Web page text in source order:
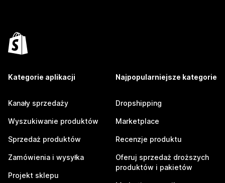
Kategorie aplikacji
Kanały sprzedaży
Wyszukiwanie produktów
Sprzedaż produktów
Zamówienia i wysyłka
Projekt sklepu
Najpopularniejsze kategorie
Dropshipping
Marketplace
Recenzje produktu
Oferuj sprzedaż droższych
produktów i pakietów